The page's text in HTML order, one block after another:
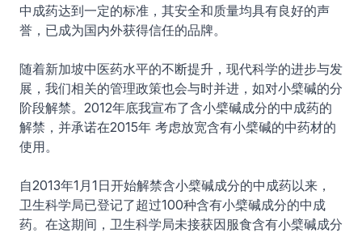
中成药达到一定的标准，其安全和质量均具有良好的声
誉，已成为国内外获得信任的品牌。
随着新加坡中医药水平的不断提升，现代科学的进步与发
展，我们相关的管理政策也会与时并进，如对小檗碱的分
阶段解禁。2012年底我宣布了含小檗碱成分的中成药的
解禁，并承诺在2015年 考虑放宽含有小檗碱的中药材的
使用。
自2013年1月1日开始解禁含小檗碱成分的中成药以来，
卫生科学局已登记了超过100种含有小檗碱成分的中成
药。在这期间，卫生科学局未接获因服食含有小檗碱成分